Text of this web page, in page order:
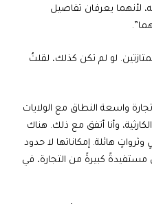
لأنهما يعرفان تفاصيل
لو لم تكن كذلك، لقلتُ
واسعة النطاق مع الولايات
وأنا أتفق مع ذلك. هناك
هائلة. إمكاناتها لا حدود
مستفيدةً كبيرةً من التجارة، في